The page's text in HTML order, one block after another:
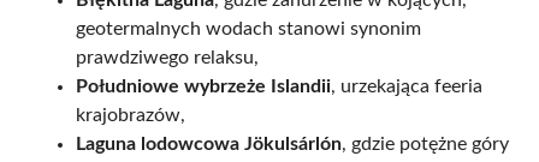
geotermalnych wodach stanowi synonim
prawdziwego relaksu,
Południowe wybrzeże Islandii, urzekająca feeria
krajobrazów,
Laguna lodowcowa Jökulsárlón, gdzie potężne góry